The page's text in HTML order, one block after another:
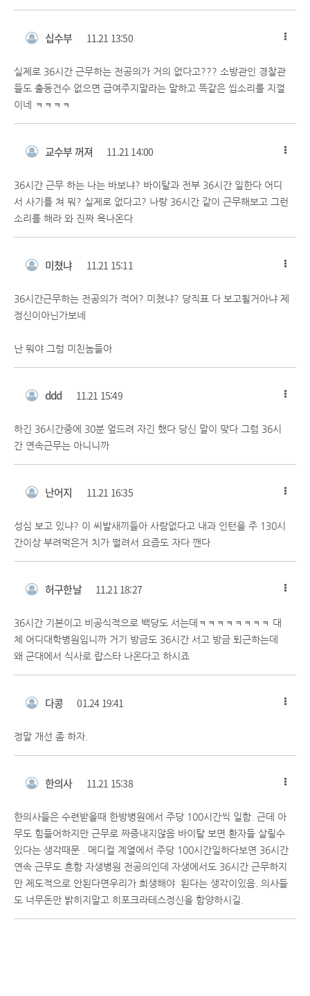
십수부 11.21 13:50
실제로 36시간 근무하는 전공의가 거의 없다고??? 소방관인 경찰관
들도 출동건수 없으면 급여주지말라는 말하고 똑같은 씹소리를 지껄
이네 ㅋㅋㅋㅋ
교수부 꺼져 11.21 14:00
36시간 근무 하는 나는 바보냐? 바이탈과 전부 36시간 일한다 어디
서 사기를 쳐 뭐? 실제로 없다고? 나랑 36시간 같이 근무해보고 그런
소리를 해라 와 진짜 욕나온다
미쳤냐 11.21 15:11
36시간근무하는 전공의가 적어? 미쳤냐? 당직표 다 보고될거아냐 제
정신이아닌가보네
난 뭐야 그럼 미친놈들아
ddd 11.21 15:49
하긴 36시간중에 30분 엎드려 자긴 했다 당신 말이 맞다 그럼 36시
간 연속근무는 아니니까
난어지 11.21 16:35
성심 보고 있냐? 이 씨발새끼들아 사람없다고 내과 인턴을 주 130시
간이상 부려먹은거 치가 떨려서 요즘도 자다 깬다
허구한날 11.21 18:27
36시간 기본이고 비공식적으로 백당도 서는데ㅋㅋㅋㅋㅋㅋㅋㅋ 대
체 어디대학병원입니까 거기 방금도 36시간 서고 방금 퇴근하는데
왜 군대에서 식사로 랍스타 나온다고 하시죠
다콩 01.24 19:41
정말 개선 좀 하자.
한의사 11.21 15:38
한의사들은 수련받을때 한방병원에서 주당 100시간씩 일함. 근데 아
무도 힘들어하지만 근무로 짜증내지않음 바이탈 보면 환자들 살릴수
있다는 생각때문 . 메디컬 계열에서 주당 100시간일하다보면 36시간
연속 근무도 흔함 자생병원 전공의인데 자생에서도 36시간 근무하지
만 제도적으로 안된다면우리가 희생해야 된다는 생각이있음. 의사들
도 너무돈만 밝히지말고 히포크라테스정신을 함양하시길.